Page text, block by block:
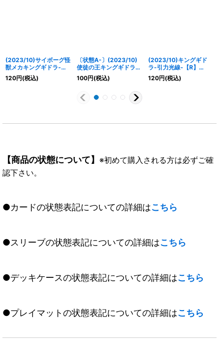
(2023/10)サイボーグ怪
獣メカキングギドラ-マ
シンハンド展開-【X】
{CB28-X06}《多》
120円(税込)
〔状態A-〕(2023/10)
使徒の王キングギドラ
【X】{PC11-X02}
《多》
100円(税込)
(2023/10)キングギド
ラ-引力光線-【R】
{CB28-005}《赤》
120円(税込)
【商品の状態について】 ※初めて購入される方は必ずご確
認下さい。
●カードの状態表記についての詳細はこちら
●スリーブの状態表記についての詳細はこちら
●デッキケースの状態表記についての詳細はこちら
●プレイマットの状態表記についての詳細はこちら